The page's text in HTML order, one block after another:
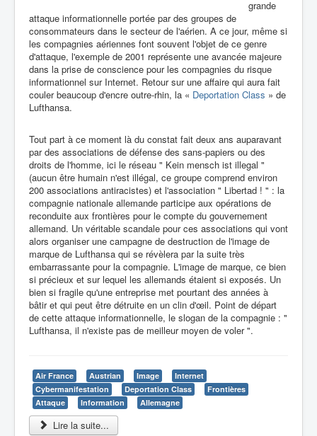
grande
attaque informationnelle portée par des groupes de
consommateurs dans le secteur de l'aérien. A ce jour, même si
les compagnies aériennes font souvent l'objet de ce genre
d'attaque, l'exemple de 2001 représente une avancée majeure
dans la prise de conscience pour les compagnies du risque
informationnel sur Internet. Retour sur une affaire qui aura fait
couler beaucoup d'encre outre-rhin, la « Deportation Class » de
Lufthansa.
Tout part à ce moment là du constat fait deux ans auparavant
par des associations de défense des sans-papiers ou des
droits de l'homme, ici le réseau " Kein mensch ist illegal "
(aucun être humain n'est illégal, ce groupe comprend environ
200 associations antiracistes) et l'association " Libertad ! " : la
compagnie nationale allemande participe aux opérations de
reconduite aux frontières pour le compte du gouvernement
allemand. Un véritable scandale pour ces associations qui vont
alors organiser une campagne de destruction de l'image de
marque de Lufthansa qui se révèlera par la suite très
embarrassante pour la compagnie. L'image de marque, ce bien
si précieux et sur lequel les allemands étaient si exposés. Un
bien si fragile qu'une entreprise met pourtant des années à
bâtir et qui peut être détruite en un clin d'œil. Point de départ
de cette attaque informationnelle, le slogan de la compagnie : "
Lufthansa, il n'existe pas de meilleur moyen de voler ".
Air France Austrian Image
Internet
Cybermanifestation
Deportation Class
Frontières
Attaque
Information Allemagne
Lire la suite...